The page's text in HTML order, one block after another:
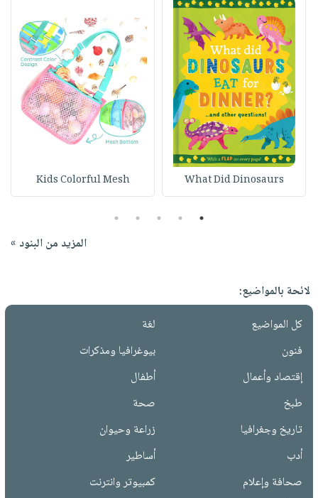
What Did Dinosaurs
Kids Colorful Mesh
1
2
3
4
5
المزيد من البنود »
لائحة بالمواضيع:
كل المواضيع
لغة
فنون
بيوغرافيا ومذكرات
إقتصاد وأعمال
أطفال
طبخ
صحة
تاريخ وجغرافيا
زراعة وحيوان
أدب
أساطير
صحافة وإعلام
كمبيوتر وانترنت